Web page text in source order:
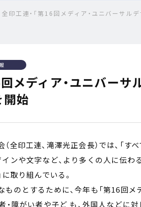
全印工連・「第16回メディア・ユニバーサル
回メディア・ユニバー
開始
全印工連、滝澤光正会長）では、「
ンや文字など、より多くの人に伝わ
に取り組んでいる。
のとするために、今年も「第16回
・障がい者や子ど も、外国人などに